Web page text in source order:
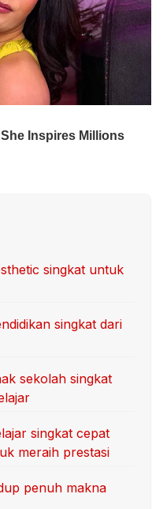
singkat untuk
singkat dari
sekolah singkat
singkat cepat
meraih prestasi
penuh makna